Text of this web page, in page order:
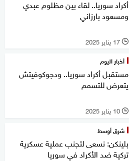
أكراد سوريا.. لقاء بين مظلوم عبدي
ومسعود بارزاني
l 17 يناير 2025
أخبار اليوم
مستقبل أكراد سوريا.. ودجوكوفيتش
يتعرض للتسمم
l 10 يناير 2025
شرق أوسط
بلينكن: نسعى لتجنب عملية عسكرية
تركية ضد الأكراد في سوريا